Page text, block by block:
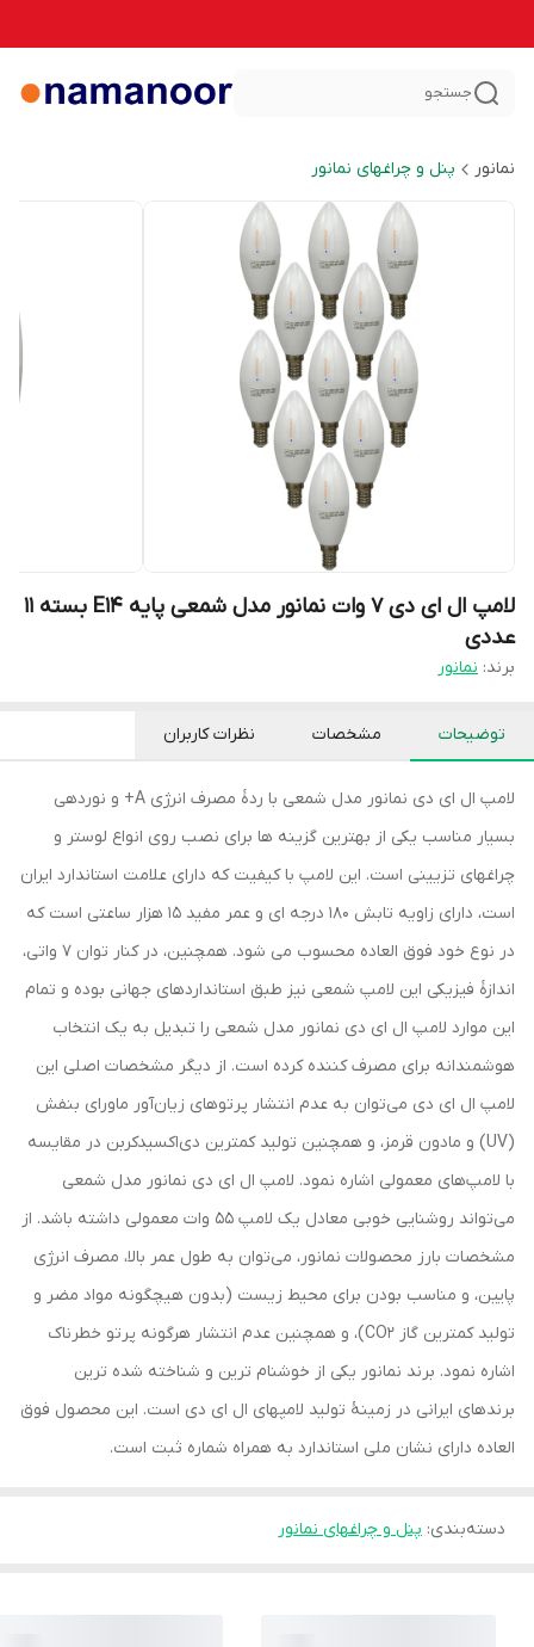
جستجو
نمانور پنل و چراغهای نمانور
لامپ ال ای دی 7 وات نمانور مدل شمعی پایه E14 بسته 11
عددی
برند: نمانور
توضیحات مشخصات نظرات کاربران
لامپ ال ای دی نمانور مدل شمعی با ردۀ مصرف انرژی A+ و نوردهی
بسیار مناسب یکی از بهترین گزینه ها برای نصب روی انواع لوستر و
چراغهای تزیینی است. این لامپ با کیفیت که دارای علامت استاندارد ایران
است، دارای زاویه تابش 180 درجه ای و عمر مفید 15 هزار ساعتی است که
در نوع خود فوق العاده محسوب می شود. همچنین، در کنار توان 7 واتی،
اندازۀ فیزیکی این لامپ شمعی نیز طبق استانداردهای جهانی بوده و تمام
این موارد لامپ ال ای دی نمانور مدل شمعی را تبدیل به یک انتخاب
هوشمندانه برای مصرف کننده کرده است. از دیگر مشخصات اصلی این
لامپ ال ای دی می‌توان به عدم انتشار پرتوهای زیان‌آور ماورای بنفش
(UV) و مادون قرمز، و همچنین تولید کمترین دی‌اکسیدکربن در مقایسه
با لامپ‌های معمولی اشاره نمود. لامپ ال ای دی نمانور مدل شمعی
می‌تواند روشنایی خوبی معادل یک لامپ 55 وات معمولی داشته باشد. از
مشخصات بارز محصولات نمانور، می‌توان به طول عمر بالا، مصرف انرژی
پایین، و مناسب بودن برای محیط زیست (بدون هیچگونه مواد مضر و
تولید کمترین گاز CO2)، و همچنین عدم انتشار هرگونه پرتو خطرناک
اشاره نمود. برند نمانور یکی از خوشنام ترین و شناخته شده ترین
برندهای ایرانی در زمینۀ تولید لامپهای ال ای دی است. این محصول فوق
العاده دارای نشان ملی استاندارد به همراه شماره ثبت است.
دسته‌بندی: پنل و چراغهای نمانور